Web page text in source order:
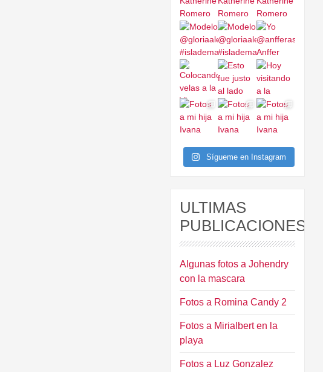
Sígueme en Instagram
ULTIMAS
PUBLICACIONES
Algunas fotos a Johendry
con la mascara
Fotos a Romina Candy 2
Fotos a Mirialbert en la
playa
Fotos a Luz Gonzalez